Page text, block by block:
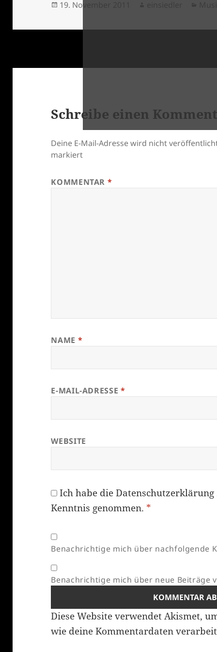
Veröffentlicht
19. November 2011
Schreibe einen
Deine E-Mail-Adresse wird nicht
markiert
KOMMENTAR *
NAME *
E-MAIL-ADRESSE *
WEBSITE
Ich habe dieDatenschutzerklärung
Kenntnis genommen. *
Benachrichtige mich über nachfolgende
Benachrichtige mich über neue Beiträge
Diese Website verwendet Akismet,
wie deine Kommentardaten